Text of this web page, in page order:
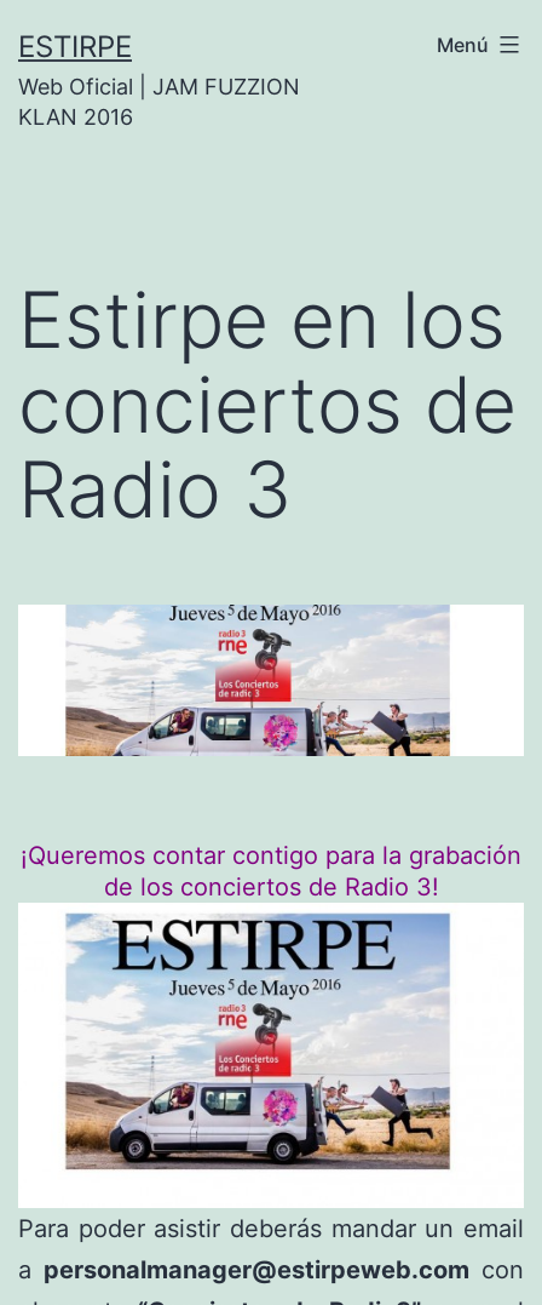
contenido
ESTIRPE
Web Oficial | JAM FUZZION
KLAN 2016
Menú
Estirpe en los
conciertos de
Radio 3
¡Queremos contar contigo para la grabación
de los conciertos de Radio 3!
Para poder asistir deberás mandar un email
a personalmanager@estirpeweb.com con